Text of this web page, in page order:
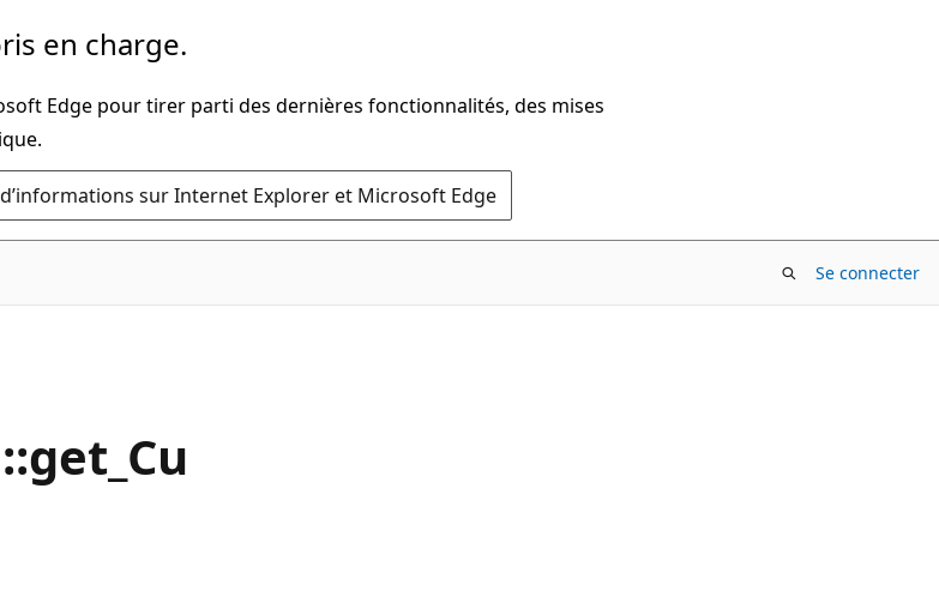
en charge.
Edge pour tirer parti des dernières fonctionnalités, des mises
sur Internet Explorer et Microsoft Edge
Se connecter